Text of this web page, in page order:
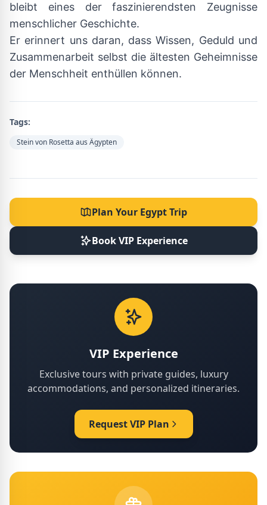
bleibt eines der faszinierendsten Zeugnisse
menschlicher Geschichte.
Er erinnert uns daran, dass Wissen, Geduld und
Zusammenarbeit selbst die ältesten Geheimnisse
der Menschheit enthüllen können.
Tags:
Stein von Rosetta aus Ägypten
Plan Your Egypt Trip
Book VIP Experience
VIP Experience
Exclusive tours with private guides, luxury
accommodations, and personalized itineraries.
Request VIP Plan